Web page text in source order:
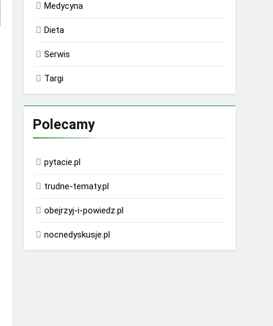
Medycyna
Dieta
Serwis
Targi
Polecamy
pytacie.pl
trudne-tematy.pl
obejrzyj-i-powiedz.pl
nocnedyskusje.pl